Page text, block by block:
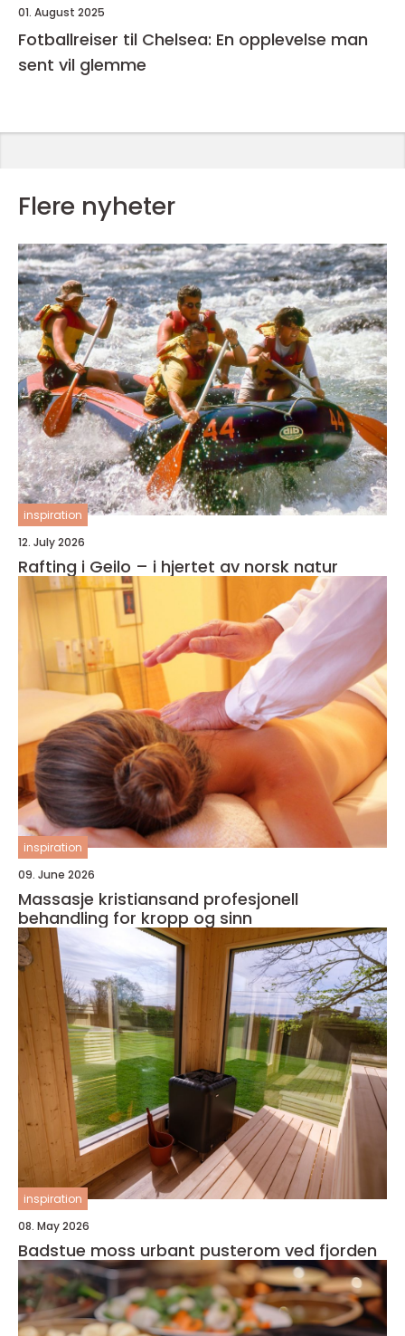
01. August 2025
Fotballreiser til Chelsea: En opplevelse man
sent vil glemme
Flere nyheter
inspiration
12. July 2026
Rafting i Geilo – i hjertet av norsk natur
inspiration
09. June 2026
Massasje kristiansand profesjonell
behandling for kropp og sinn
inspiration
08. May 2026
Badstue moss urbant pusterom ved fjorden